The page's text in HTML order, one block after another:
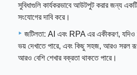
সুবিধাগুলি কার্যকরভাবে আউটপুট করার জন্য
সংযোগের দাবি করে।
জটিলতা: AI এবং RPA এর একীকরণ, যদিও
ভয় দেখাতে পারে, এবং কিছু সহজ, আরও সরল
আরও বেশি শেখার বক্রতা থাকতে পারে।